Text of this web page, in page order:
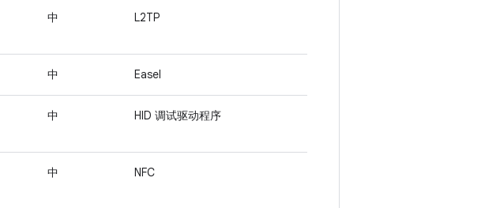
中 L2TP
中 Easel
中 HID 调试驱动程序
中 NFC